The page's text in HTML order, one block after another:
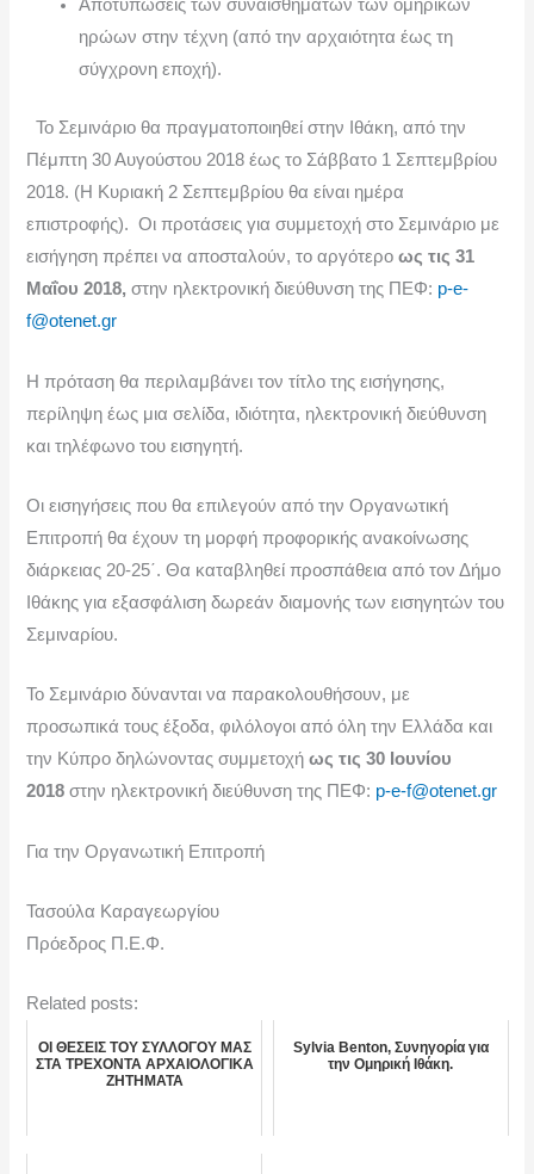
Αποτυπώσεις των συναισθημάτων των ομηρικών
ηρώων στην τέχνη (από την αρχαιότητα έως τη
σύγχρονη εποχή).
Το Σεμινάριο θα πραγματοποιηθεί στην Ιθάκη, από την
Πέμπτη 30 Αυγούστου 2018 έως το Σάββατο 1 Σεπτεμβρίου
2018. (Η Κυριακή 2 Σεπτεμβρίου θα είναι ημέρα
επιστροφής). Οι προτάσεις για συμμετοχή στο Σεμινάριο με
εισήγηση πρέπει να αποσταλούν, το αργότεροως τις 31
Μαΐου 2018, στην ηλεκτρονική διεύθυνση της ΠΕΦ: p-e-
f@otenet.gr
Η πρόταση θα περιλαμβάνει τον τίτλο της εισήγησης,
περίληψη έως μια σελίδα, ιδιότητα, ηλεκτρονική διεύθυνση
και τηλέφωνο του εισηγητή.
Οι εισηγήσεις που θα επιλεγούν από την Οργανωτική
Επιτροπή θα έχουν τη μορφή προφορικής ανακοίνωσης
διάρκειας 20-25΄. Θα καταβληθεί προσπάθεια από τον Δήμο
Ιθάκης για εξασφάλιση δωρεάν διαμονής των εισηγητών του
Σεμιναρίου.
Το Σεμινάριο δύνανται να παρακολουθήσουν, με
προσωπικά τους έξοδα, φιλόλογοι από όλη την Ελλάδα και
την Κύπρο δηλώνοντας συμμετοχήως τις 30 Ιουνίου
2018 στην ηλεκτρονική διεύθυνση της ΠΕΦ: p-e-f@otenet.gr
Για την Οργανωτική Επιτροπή
Τασούλα Καραγεωργίου
Πρόεδρος Π.Ε.Φ.
Related posts:
ΟΙ ΘΕΣΕΙΣ ΤΟΥ ΣΥΛΛΟΓΟΥ ΜΑΣ
ΣΤΑ ΤΡΕΧΟΝΤΑ ΑΡΧΑΙΟΛΟΓΙΚΑ
ΖΗΤΗΜΑΤΑ
Sylvia Benton, Συνηγορία για
την Ομηρική Ιθάκη.